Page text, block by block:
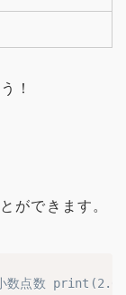
！
ができます。
数点数